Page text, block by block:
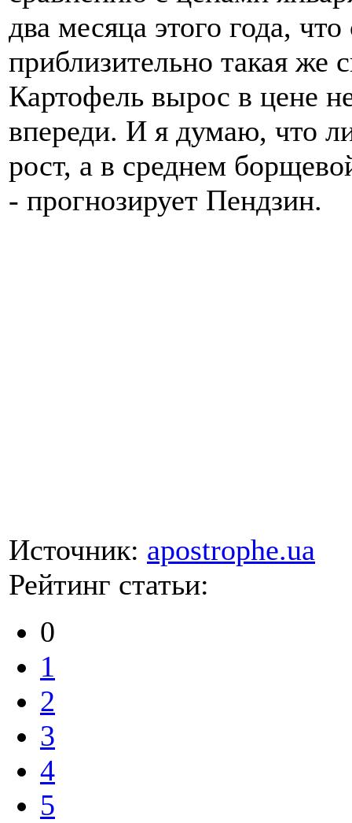
два месяца этого года,
приблизительно такая же
Картофель вырос в цене
впереди. И я думаю, что
рост, а в среднем
- прогнозирует Пендзин.
Источник: apostrophe.ua
Рейтинг статьи:
0
1
2
3
4
5